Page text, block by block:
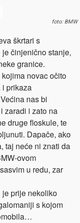
foto: BMW
škrtari s
činjenično stanje,
granice.
novac očito
i prikaza
nas bi
zaradi i zato na
druge floskule, te
Dapače, ako
taj neće ni znati da
ovom
u redu, zar
prije nekoliko
s kojom